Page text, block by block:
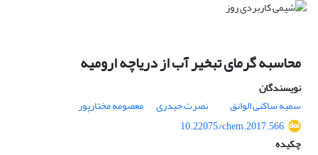
محاسبه گرمای تبخیر آب از دریاچه ارومیه
نویسندگان
سمیه ساکنی الوانق
نصرت حیدری
معصومه مختارپور
10.22075/chem.2017.566
چکیده